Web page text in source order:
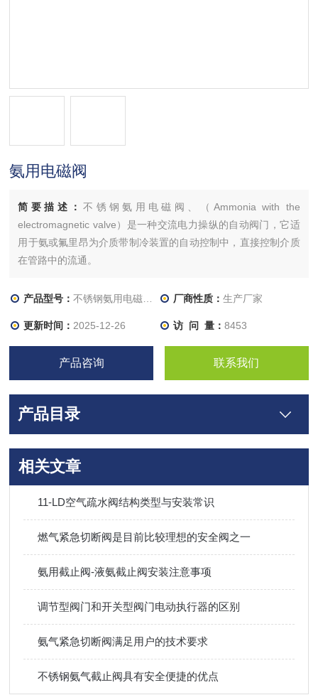
氨用电磁阀
简要描述：不锈钢氨用电磁阀、（Ammonia with the
electromagnetic valve）是一种交流电力操纵的自动阀门，它适
用于氨或氟里昂为介质带制冷装置的自动控制中，直接控制介质
在管路中的流通。
产品型号：不锈钢氨用电磁阀、 厂商性质： 生产厂家
更新时间： 2025-12-26 访 问 量： 8453
产品咨询 联系我们
产品目录
相关文章
11-LD空气疏水阀结构类型与安装常识
燃气紧急切断阀是目前比较理想的安全阀之一
氨用截止阀-液氨截止阀安装注意事项
调节型阀门和开关型阀门电动执行器的区别
氨气紧急切断阀满足用户的技术要求
不锈钢氨气截止阀具有安全便捷的优点